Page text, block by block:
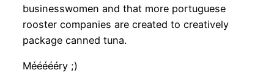
businesswomen and that more portuguese
rooster companies are created to creatively
package canned tuna.
Méééééry ;)